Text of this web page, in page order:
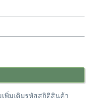
พิ่มเติมรหัสสถิติสินค้า